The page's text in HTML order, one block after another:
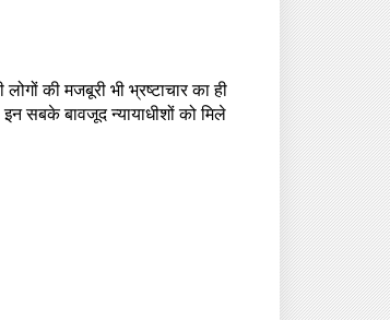
की मजबूरी भी भ्रष्टाचार का ही
सबके बावजूद न्यायाधीशों को मिले